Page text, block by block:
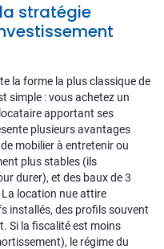
stratégie
la forme la plus classique de
simple : vous achetez un
apportant ses
plusieurs avantages
mobilier à entretenir ou
plus stables (ils
durer), et des baux de 3
location nue attire
installés, des profils souvent
Si la fiscalité est moins
le régime du